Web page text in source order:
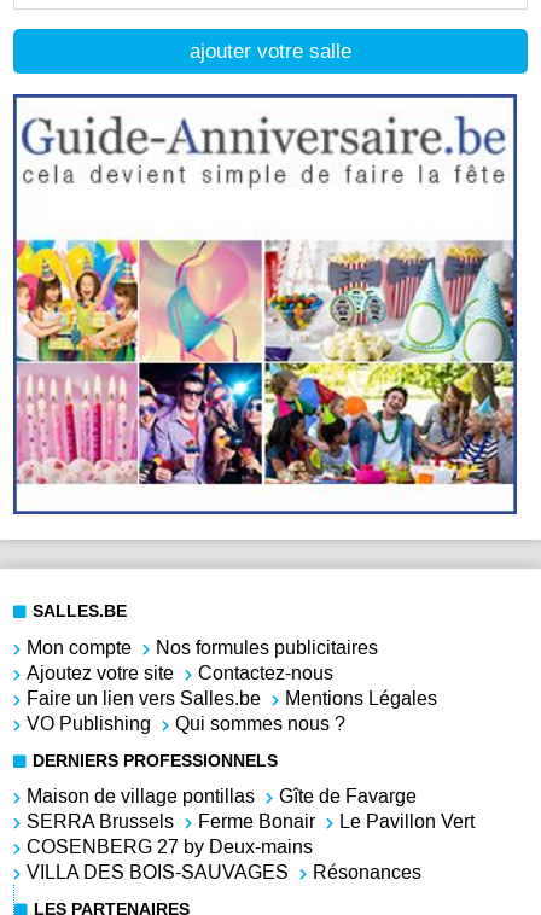
ajouter votre salle
SALLES.BE
Mon compte
Nos formules publicitaires
Ajoutez votre site
Contactez-nous
Faire un lien vers Salles.be
Mentions Légales
VO Publishing
Qui sommes nous ?
DERNIERS PROFESSIONNELS
Maison de village pontillas
Gîte de Favarge
SERRA Brussels
Ferme Bonair
Le Pavillon Vert
COSENBERG 27 by Deux-mains
VILLA DES BOIS-SAUVAGES
Résonances
LES PARTENAIRES